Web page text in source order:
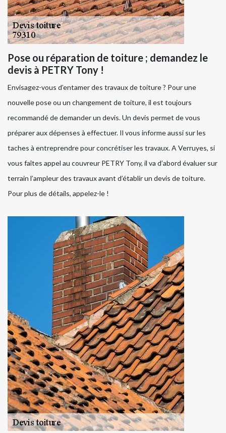
Pose ou réparation de toiture ; demandez le
devis à PETRY Tony !
Envisagez-vous d’entamer des travaux de toiture ? Pour une
nouvelle pose ou un changement de toiture, il est toujours
recommandé de demander un devis. Un devis permet de vous
préparer aux dépenses à effectuer. Il vous informe aussi sur les
taches à entreprendre pour concrétiser les travaux. A Verruyes, si
vous faîtes appel au couvreur PETRY Tony, il va d’abord évaluer sur
terrain l’ampleur des travaux avant d’établir un devis de toiture.
Pour plus de détails, appelez-le !